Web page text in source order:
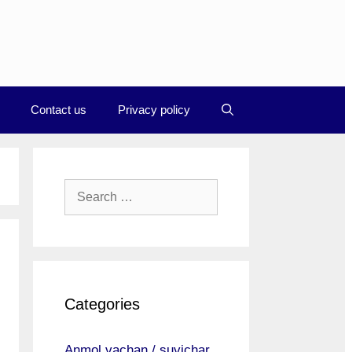
Contact us Privacy policy
Search
Categories